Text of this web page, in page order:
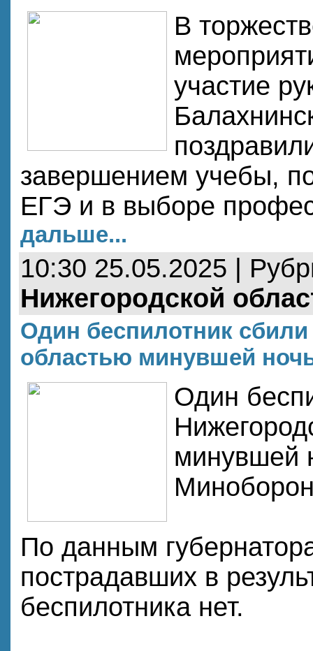
В
участие
завершением учебы,
ЕГЭ и в выборе
дальше...
10:30 25.05.2025 |
Нижегородской
Один беспилотник
областью минувшей
Один
минувшей
По данным
пострадавших в
беспилотника нет.